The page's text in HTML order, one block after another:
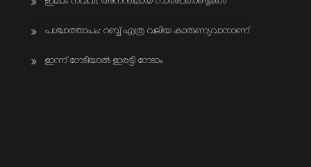
പശ്ചാത്താപം: റബ്ബ് എത്ര വലിയ കാരുണ്യവാനാണ്
ഇന്ന് നേടിയാൽ ഇരട്ടി നേടാം